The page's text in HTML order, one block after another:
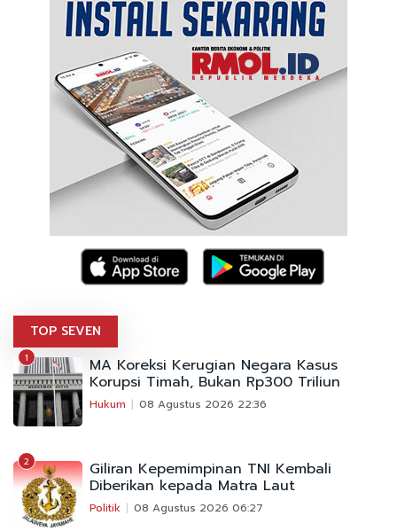
TOP SEVEN
1 MA Koreksi Kerugian Negara Kasus
Korupsi Timah, Bukan Rp300 Triliun
Hukum 08 Agustus 2026 22:36
2 Giliran Kepemimpinan TNI Kembali
Diberikan kepada Matra Laut
Politik 08 Agustus 2026 06:27